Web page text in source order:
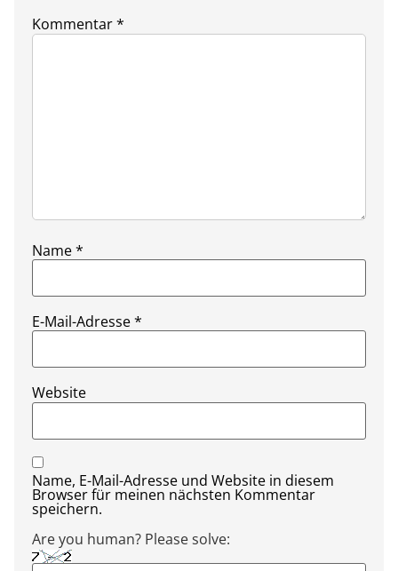
Kommentar*
Name*
E-Mail-Adresse*
Website
Name, E-Mail-Adresse und Website in diesem
Browser für meinen nächsten Kommentar
speichern.
Are you human? Please solve: